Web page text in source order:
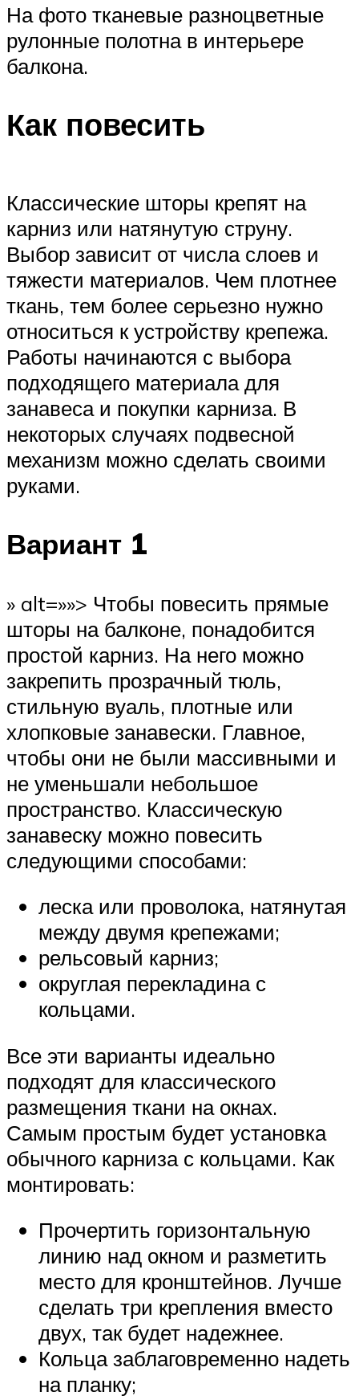
На фото тканевые разноцветные
рулонные полотна в интерьере
балкона.
Как повесить
Классические шторы крепят на
карниз или натянутую струну.
Выбор зависит от числа слоев и
тяжести материалов. Чем плотнее
ткань, тем более серьезно нужно
относиться к устройству крепежа.
Работы начинаются с выбора
подходящего материала для
занавеса и покупки карниза. В
некоторых случаях подвесной
механизм можно сделать своими
руками.
Вариант 1
» alt=»»> Чтобы повесить прямые
шторы на балконе, понадобится
простой карниз. На него можно
закрепить прозрачный тюль,
стильную вуаль, плотные или
хлопковые занавески. Главное,
чтобы они не были массивными и
не уменьшали небольшое
пространство. Классическую
занавеску можно повесить
следующими способами:
леска или проволока, натянутая
между двумя крепежами;
рельсовый карниз;
округлая перекладина с
кольцами.
Все эти варианты идеально
подходят для классического
размещения ткани на окнах.
Самым простым будет установка
обычного карниза с кольцами. Как
монтировать:
Прочертить горизонтальную
линию над окном и разметить
место для кронштейнов. Лучше
сделать три крепления вместо
двух, так будет надежнее.
Кольца заблаговременно надеть
на планку;